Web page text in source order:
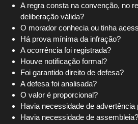
A regra consta na convenção, no
deliberação válida?
O morador conhecia ou tinha
Há prova mínima da infração?
A ocorrência foi registrada?
Houve notificação formal?
Foi garantido direito de defesa?
A defesa foi analisada?
O valor é proporcional?
Havia necessidade de advertência
Havia necessidade de assembleia?